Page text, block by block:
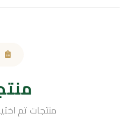
منتجات تم